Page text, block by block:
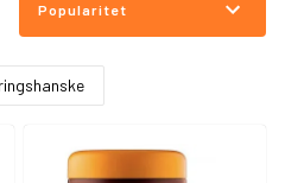
Popularitet